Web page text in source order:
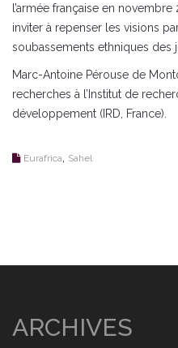
l’armée française en
inviter à repenser les visions
soubassements ethniques des
Marc-Antoine Pérouse de
recherches à l’Institut de
développement (IRD, France).
Eurafrica Sahel
ARCHIVES